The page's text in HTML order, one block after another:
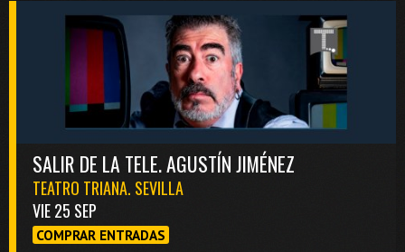
SALIR DE LA TELE. AGUSTÍN JIMÉNEZ
TEATRO TRIANA. SEVILLA
VIE 25 SEP
COMPRAR ENTRADAS